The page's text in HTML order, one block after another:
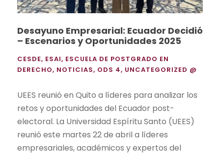
Desayuno Empresarial: Ecuador Decidió
– Escenarios y Oportunidades 2025
CESDE, ESAI, ESCUELA DE POSTGRADO EN
DERECHO, NOTICIAS, ODS 4, UNCATEGORIZED @
UEES reunió en Quito a líderes para analizar los
retos y oportunidades del Ecuador post-
electoral. La Universidad Espíritu Santo (UEES)
reunió este martes 22 de abril a líderes
empresariales, académicos y expertos del